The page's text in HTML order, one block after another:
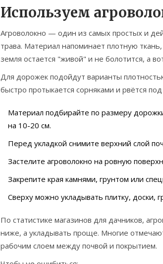
Используем
Агроволокно — один из самых простых и
трава. Материал напоминает плотную
земля остается "живой" и не болотится, а
Для дорожек подойдут варианты
быстро протыкается сорняками и рвётся
Материал подбирайте по размеру
на 10-20 см.
Перед укладкой снимите верхний слой
Застелите агроволокно на ровную
Закрепите края камнями, грунтом или
Сверху можно укладывать плитку, доски,
По статистике магазинов для дачников,
ниже, а укладывать проще. Многие
рабочим слоем между почвой и покрытием.